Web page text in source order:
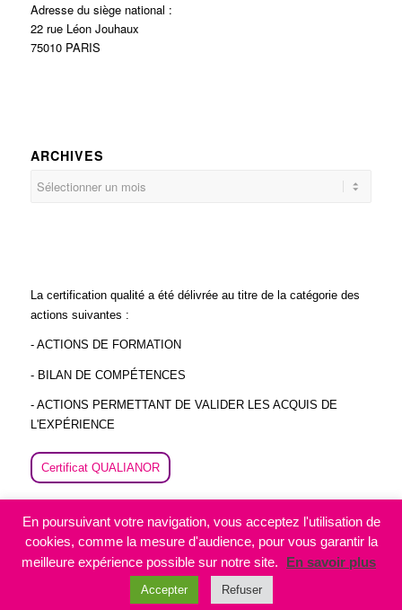
Adresse du siège national :
22 rue Léon Jouhaux
75010 PARIS
ARCHIVES
La certification qualité a été délivrée au titre de la catégorie des
actions suivantes :
- ACTIONS DE FORMATION
- BILAN DE COMPÉTENCES
- ACTIONS PERMETTANT DE VALIDER LES ACQUIS DE
L'EXPÉRIENCE
Certificat QUALIANOR
-Enfold WordPress Theme by Kriesi
En poursuivant votre navigation, vous acceptez l'utilisation de
cookies, comme la mesure d'audience, pour vous garantir la
meilleure expérience possible sur notre site.
En savoir plus
Accepter Refuser